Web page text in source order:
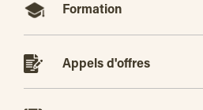
Formation
Appels d'offres